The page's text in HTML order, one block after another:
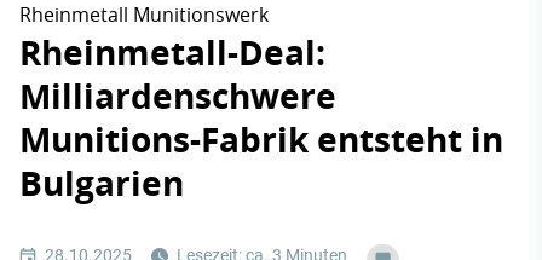
Rheinmetall Munitionswerk
Rheinmetall-Deal:
Milliardenschwere
Munitions-Fabrik entsteht in
Bulgarien
28.10.2025 Lesezeit: ca. 3 Minuten